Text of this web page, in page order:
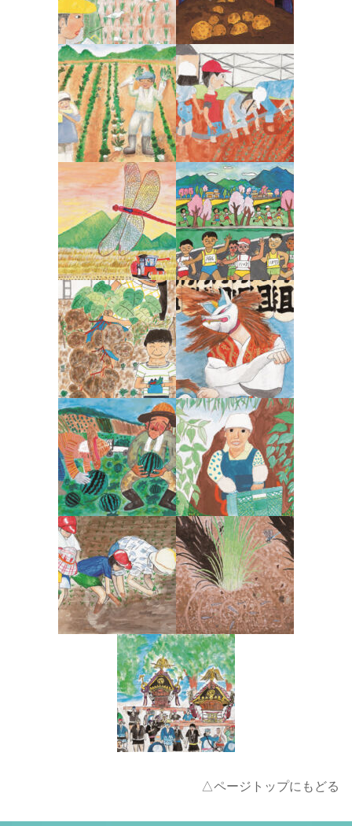
△ページトップにもどる